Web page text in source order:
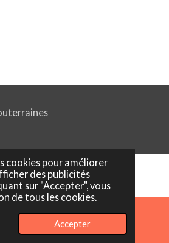
cookies pour améliorer
des publicités
sur "Accepter", vous
de tous les cookies.
Accepter